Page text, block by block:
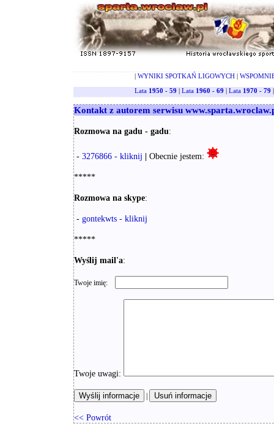
| WYNIKI SPOTKAŃ LIGOWYCH|
Lata 1950 - 59 | Lata 1960 - 69 | Lata 1970 - 79
Kontakt z autorem serwisu
Rozmowa na gadu - gadu:
- 3276866 - kliknij | Obecnie jestem:
*****
Rozmowa na skype:
- gontekwts - kliknij
*****
Wyślij mail'a:
Twoje imię:
Twoje uwagi:
<< Powrót